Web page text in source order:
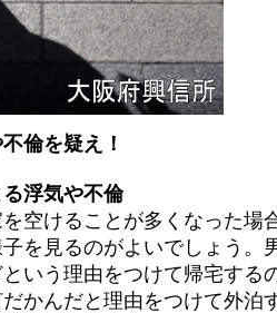
倫を疑え！
浮気や不倫
空けることが多くなった場
を見るのがよいでしょう。
いう理由をつけて帰宅する
かんだと理由をつけて外泊